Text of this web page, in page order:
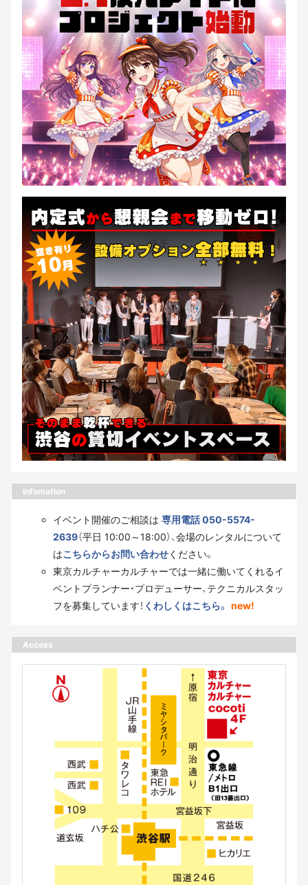
Infomation
イベント開催のご相談は 専用電話 050-5574-
2639（平日 10:00～18:00）、会場のレンタルについて
はこちらからお問い合わせください。
東京カルチャーカルチャーでは一緒に働いてくれるイ
ベントプランナー・プロデューサー、テクニカルスタッ
フを募集しています！ くわしくはこちら。 new!
Access